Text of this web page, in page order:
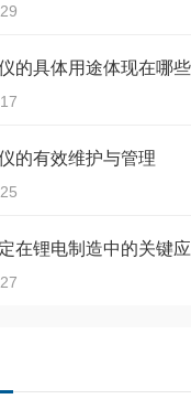
的具体用途体现在哪
的有效维护与管理
在锂电制造中的关键